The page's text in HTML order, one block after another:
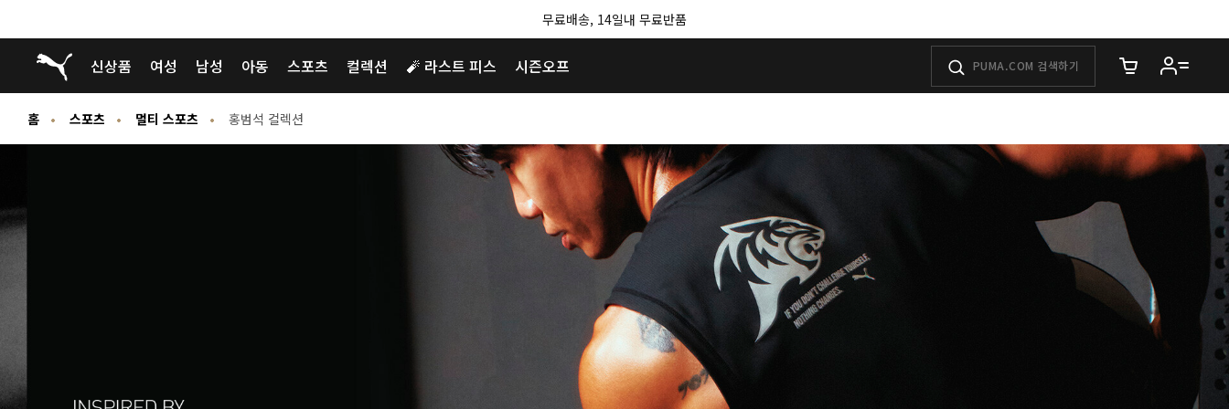
무료배송, 14일내 무료반품
푸마 홈
신상품 여성 남성 아동 스포츠 컬렉션 🧨 라스트 피스 시즌오프 장바구니에 담은
홈 스포츠 멀티 스포츠 홍범석 컬렉션